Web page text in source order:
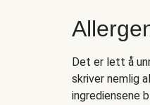
Det er lett å
skriver nemlig
ingrediensene